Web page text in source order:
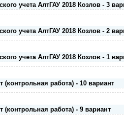
учета АлтГАУ 2018 Козлов - 3
учета АлтГАУ 2018 Козлов - 2
учета АлтГАУ 2018 Козлов - 1
(контрольная работа) - 10 вариант
(контрольная работа) - 9 вариант